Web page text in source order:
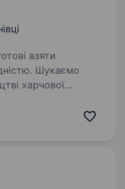
взяти
харчової